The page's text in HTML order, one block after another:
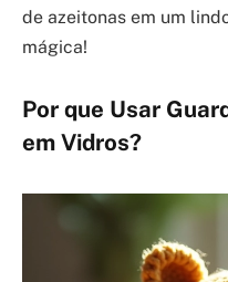
de azeitonas em um
mágica!
Por que Usar
em Vidros?